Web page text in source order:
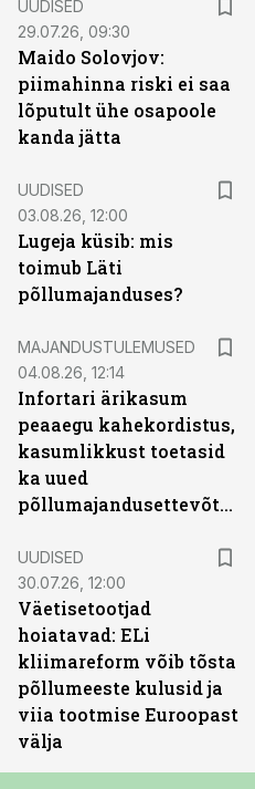
UUDISED
29.07.26, 09:30
Maido Solovjov:
piimahinna riski ei saa
lõputult ühe osapoole
kanda jätta
UUDISED
03.08.26, 12:00
Lugeja küsib: mis
toimub Läti
põllumajanduses?
MAJANDUSTULEMUSED
04.08.26, 12:14
Infortari ärikasum
peaaegu kahekordistus,
kasumlikkust toetasid
ka uued
põllumajandusettevõtted
UUDISED
30.07.26, 12:00
Väetisetootjad
hoiatavad: ELi
kliimareform võib tõsta
põllumeeste kulusid ja
viia tootmise Euroopast
välja